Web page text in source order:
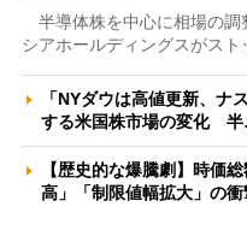
半導体株を中心に相場の調
シアホールディングスがスト
「NYダウは高値更新、ナ
する米国株市場の変化
【歴史的な爆騰劇】時価
高」「制限値幅拡大」の